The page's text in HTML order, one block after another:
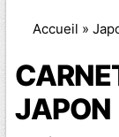
Accueil »
JAPON